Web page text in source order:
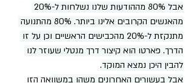
מהאנשים הקרובים אלינו ביותר. 80% מהתנועה
מתנקזת ל-20% מהכבישים הראשיים וכן על זו
הדרך. פארטו הוא קיצור דרך מנטלי שעוזר לנו
להבין היכן נמצא המוקד.
אבל בעשורים האחרונים משהו במשוואה הזו